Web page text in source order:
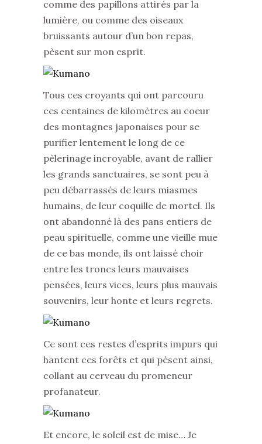
comme des papillons attirés par la
lumière, ou comme des oiseaux
bruissants autour d’un bon repas,
pèsent sur mon esprit.
Tous ces croyants qui ont parcouru
ces centaines de kilomètres au coeur
des montagnes japonaises pour se
purifier lentement le long de ce
pèlerinage incroyable, avant de rallier
les grands sanctuaires, se sont peu à
peu débarrassés de leurs miasmes
humains, de leur coquille de mortel. Ils
ont abandonné là des pans entiers de
peau spirituelle, comme une vieille mue
de ce bas monde, ils ont laissé choir
entre les troncs leurs mauvaises
pensées, leurs vices, leurs plus mauvais
souvenirs, leur honte et leurs regrets.
Ce sont ces restes d’esprits impurs qui
hantent ces forêts et qui pèsent ainsi,
collant au cerveau du promeneur
profanateur.
Et encore, le soleil est de mise… Je